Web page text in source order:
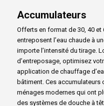
Accumulateurs
Offerts en format de 30, 40
entreposent l’eau chaude à
importe l’intensité du tirage.
d’entreposage, optimisez
application de chauffage
bâtiment. Ces accumulateurs
ménages modernes qui ont
des systèmes de douche à